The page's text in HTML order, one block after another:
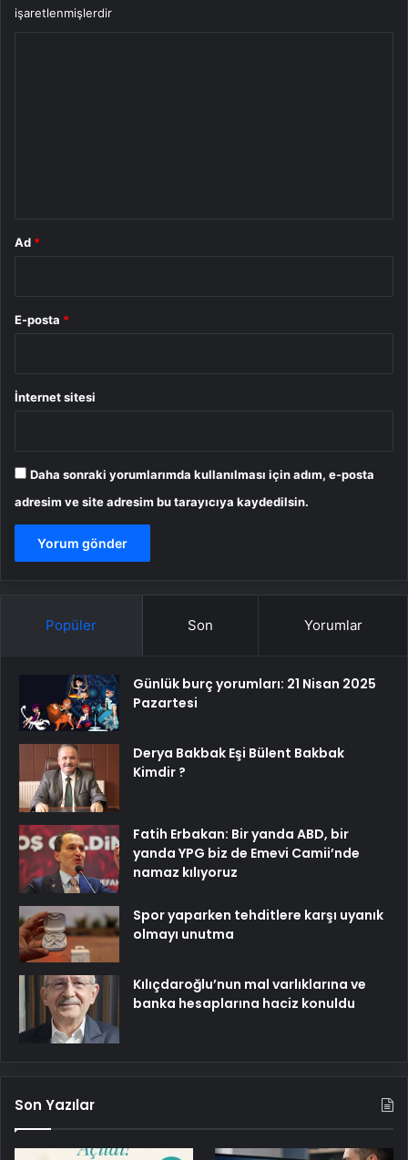
işaretlenmişlerdir
Ad *
E-posta *
İnternet sitesi
Daha sonraki yorumlarımda kullanılması için adım, e-posta
adresim ve site adresim bu tarayıcıya kaydedilsin.
Popüler Son Yorumlar
Günlük burç yorumları: 21 Nisan 2025
Pazartesi
Derya Bakbak Eşi Bülent Bakbak
Kimdir ?
Fatih Erbakan: Bir yanda ABD, bir
yanda YPG biz de Emevi Camii’nde
namaz kılıyoruz
Spor yaparken tehditlere karşı uyanık
olmayı unutma
Kılıçdaroğlu’nun mal varlıklarına ve
banka hesaplarına haciz konuldu
Son Yazılar